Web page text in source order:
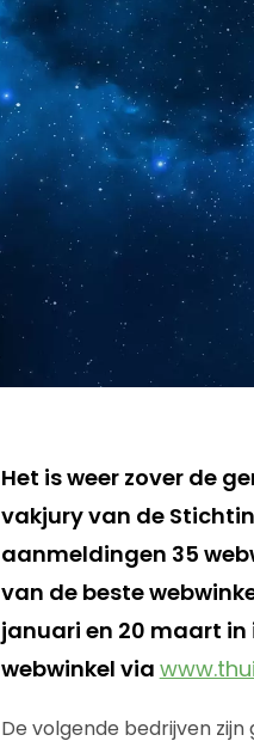
Het is weer zover de
vakjury van de
aanmeldingen 35
van de beste
januari en 20 maart
webwinkel via
De volgende bedrijven zijn